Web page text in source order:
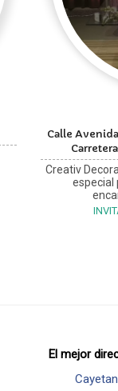
Calle
Creativ
especial
El mejor